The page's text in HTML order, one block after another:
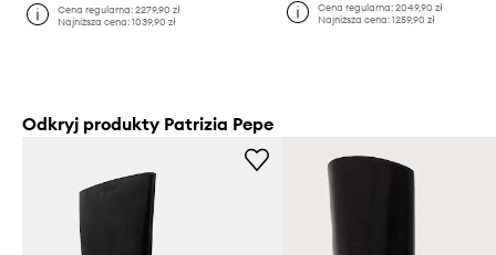
Cena regularna:2279,90 zł
Najniższa cena:1039,90 zł
Cena regularna: 2049,90 zł
Najniższa cena: 1259,90 zł
Odkryj produkty Patrizia Pepe